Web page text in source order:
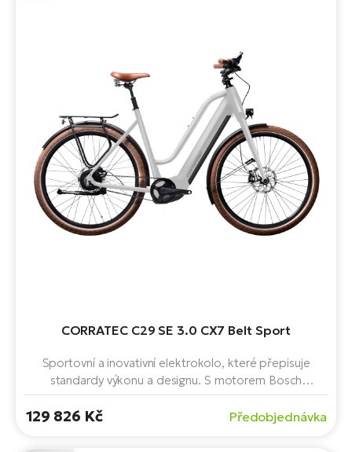
CORRATEC C29 SE 3.0 CX7 Belt Sport
Sportovní a inovativní elektrokolo, které přepisuje
standardy výkonu a designu. S motorem Bosch
750 Wh a nízkým, velmi pohodlným rámem. Postaveno
129 826 Kč Předobjednávka